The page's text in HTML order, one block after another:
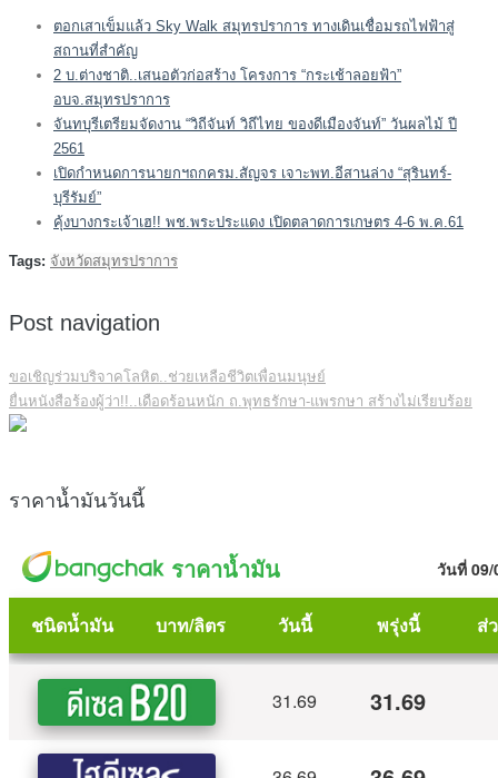
ตอกเสาเข็มแล้ว Sky Walk สมุทรปราการ ทางเดินเชื่อมรถไฟฟ้าสู่
สถานที่สำคัญ
2 บ.ต่างชาติ..เสนอตัวก่อสร้าง โครงการ “กระเช้าลอยฟ้า”
อบจ.สมุทรปราการ
จันทบุรีเตรียมจัดงาน “วิถีจันท์ วิถีไทย ของดีเมืองจันท์” วันผลไม้ ปี
2561
เปิดกำหนดการนายกฯถกครม.สัญจร เจาะพท.อีสานล่าง “สุรินทร์-
บุรีรัมย์”
คุ้งบางกระเจ้าเฮ!! พช.พระประแดง เปิดตลาดการเกษตร 4-6 พ.ค.61
Tags: จังหวัดสมุทรปราการ
Post navigation
ขอเชิญร่วมบริจาคโลหิต..ช่วยเหลือชีวิตเพื่อนมนุษย์
ยื่นหนังสือร้องผู้ว่า!!..เดือดร้อนหนัก ถ.พุทธรักษา-แพรกษา สร้างไม่เรียบร้อย
ราคาน้ำมันวันนี้